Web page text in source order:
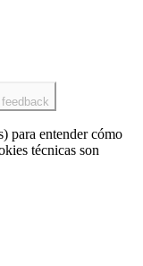
para entender cómo
técnicas son